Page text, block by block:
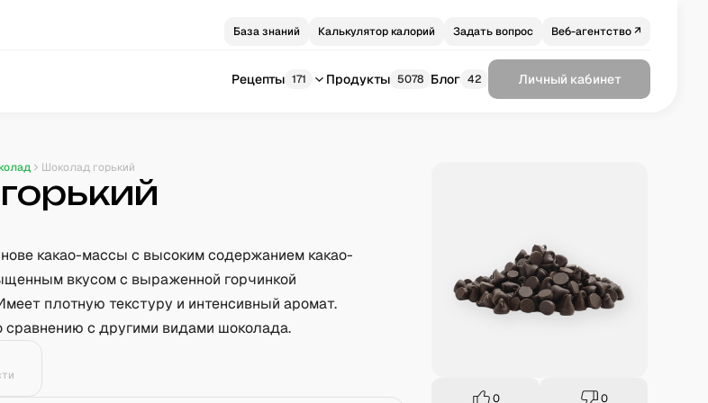
База знаний Калькулятор калорий Задать вопрос Веб-агентство ↗
Рецепты 171 Продукты 5078 Блог 42 Личный кабинет
Шоколад горький
какао-массы с высоким содержанием какао-
вкусом с выраженной горчинкой
плотную текстуру и интенсивный аромат.
с другими видами шоколада.
0 0